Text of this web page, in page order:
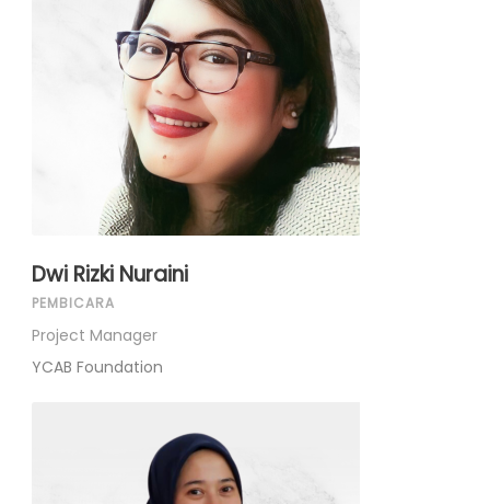
Dwi Rizki Nuraini
PEMBICARA
Project Manager
YCAB Foundation